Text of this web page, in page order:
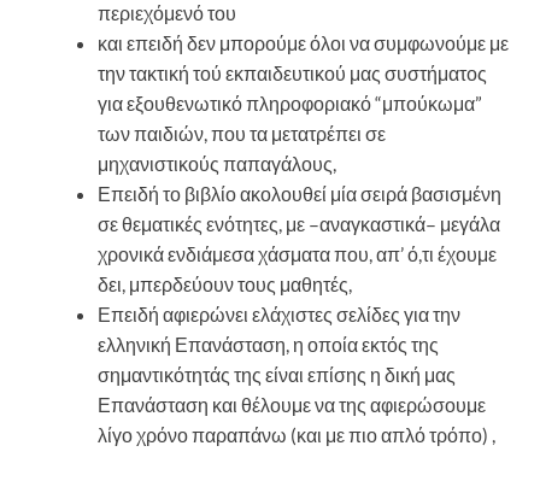
περιεχόμενό του
και επειδή δεν μπορούμε όλοι να συμφωνούμε με
την τακτική τού εκπαιδευτικού μας συστήματος
για εξουθενωτικό πληροφοριακό “μπούκωμα”
των παιδιών, που τα μετατρέπει σε
μηχανιστικούς παπαγάλους,
Επειδή το βιβλίο ακολουθεί μία σειρά βασισμένη
σε θεματικές ενότητες, με –αναγκαστικά– μεγάλα
χρονικά ενδιάμεσα χάσματα που, απ’ ό,τι έχουμε
δει, μπερδεύουν τους μαθητές,
Επειδή αφιερώνει ελάχιστες σελίδες για την
ελληνική Επανάσταση, η οποία εκτός της
σημαντικότητάς της είναι επίσης η δική μας
Επανάσταση και θέλουμε να της αφιερώσουμε
λίγο χρόνο παραπάνω (και με πιο απλό τρόπο) ,